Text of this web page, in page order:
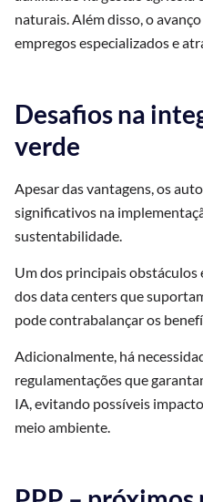
naturais. Além disso, o
empregos especializados e
Desafios na
verde
Apesar das vantagens, os
significativos na
sustentabilidade.
Um dos principais obstáculos
dos data centers que
pode contrabalançar os
Adicionalmente, há
regulamentações que
IA, evitando possíveis
meio ambiente.